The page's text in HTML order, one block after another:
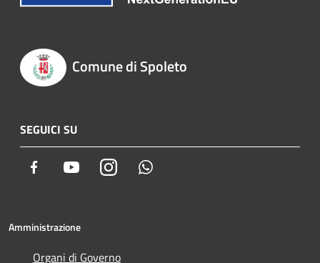
Comune di Spoleto
SEGUICI SU
Facebook YoutubeInstagram
Amministrazione
Organi di Governo